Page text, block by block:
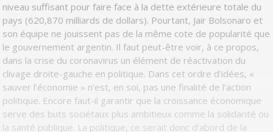
niveau suffisant pour faire face à la dette extérieure totale du
pays (620,870 milliards de dollars). Pourtant, Jair Bolsonaro et
son équipe ne jouissent pas de la même cote de popularité que
le gouvernement argentin. Il faut peut-être voir, à ce propos,
dans la crise du coronavirus un élément de réactivation du
clivage droite-gauche en politique. Dans cet ordre d’idées, «
sauver l’économie » n’est, en soi, pas une finalité de l’action
politique. Encore faut-il garantir que la croissance économique
serve des buts sociétaux plus ambitieux comme la solidarité ou
la santé publique. La politique, ce serait donc d’abord de la